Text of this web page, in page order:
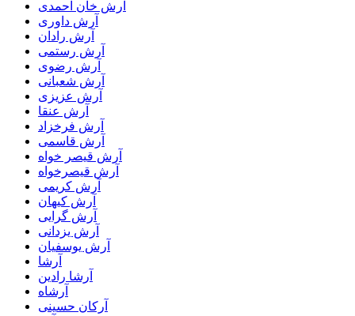
آرش خان احمدی
آرش داوری
آرش رادان
آرش رستمى
آرش رضوی
آرش شعبانی
آرش عزیزی
آرش عنقا
آرش فرخزاد
آرش قاسمی
آرش قیصر خواه
آرش قیصرخواه
آرش کریمی
آرش کیهان
آرش گرایی
آرش یزدانی
آرش یوسفیان
آرشا
آرشا رادین
آرشاه
آرکان حسینی